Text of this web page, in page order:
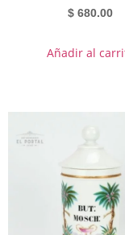
$ 680.00
Añadir al